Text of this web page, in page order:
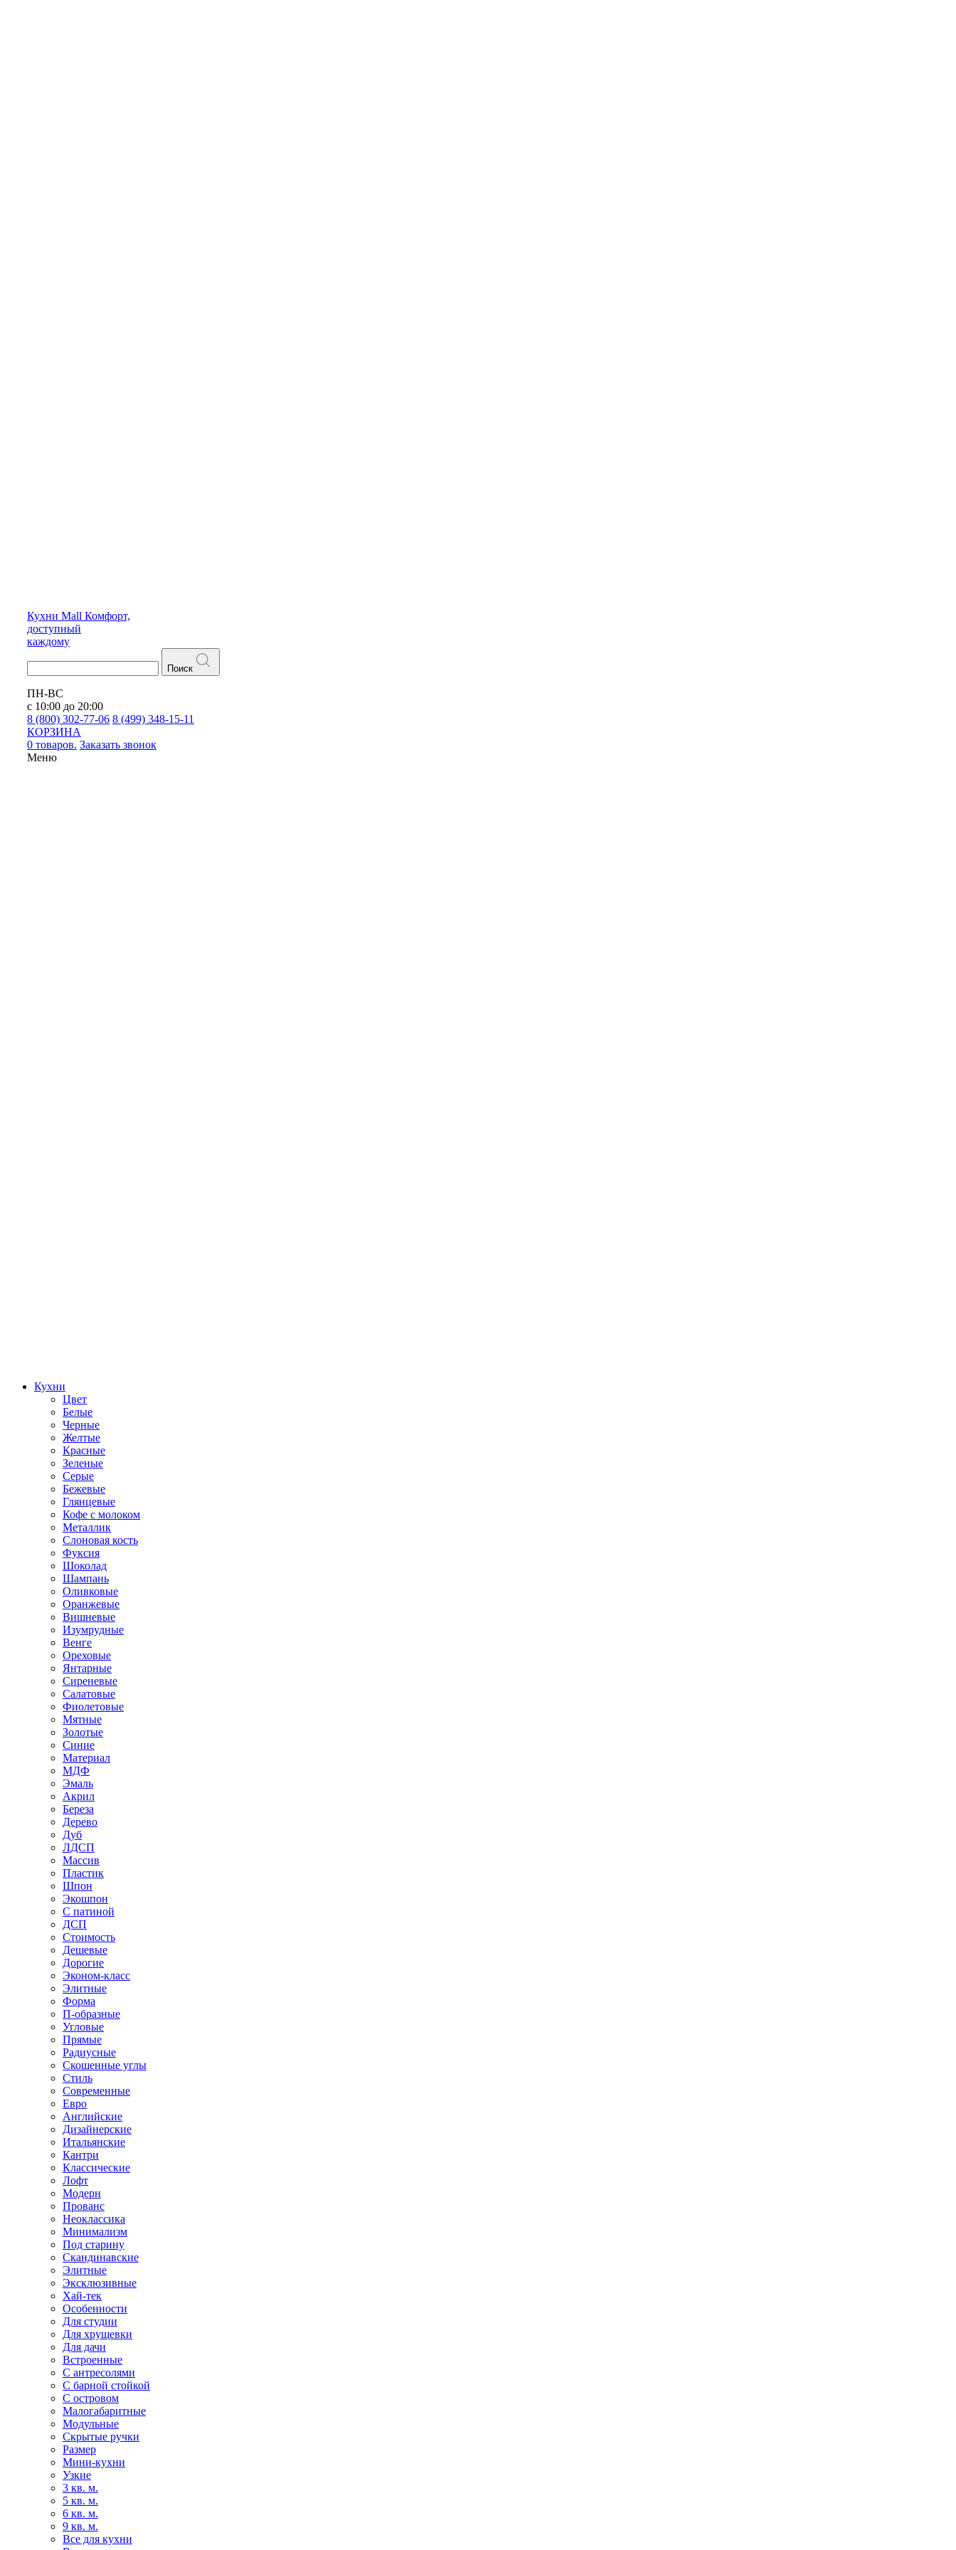
Кухни Mall Комфорт,
доступный
каждому
Поиск
ПН-ВС
с 10:00 до 20:00
8 (800) 302-77-06 8 (499) 348-15-11
КОРЗИНА
0 товаров. Заказать звонок
Меню
Кухни
Цвет
Белые
Черные
Желтые
Красные
Зеленые
Серые
Бежевые
Глянцевые
Кофе с молоком
Металлик
Слоновая кость
Фуксия
Шоколад
Шампань
Оливковые
Оранжевые
Вишневые
Изумрудные
Венге
Ореховые
Янтарные
Сиреневые
Салатовые
Фиолетовые
Мятные
Золотые
Синие
Материал
МДФ
Эмаль
Акрил
Береза
Дерево
Дуб
ЛДСП
Массив
Пластик
Шпон
Экошпон
С патиной
ДСП
Стоимость
Дешевые
Дорогие
Эконом-класс
Элитные
Форма
П-образные
Угловые
Прямые
Радиусные
Скошенные углы
Стиль
Современные
Евро
Английские
Дизайнерские
Итальянские
Кантри
Классические
Лофт
Модерн
Прованс
Неоклассика
Минимализм
Под старину
Скандинавские
Элитные
Эксклюзивные
Хай-тек
Особенности
Для студии
Для хрущевки
Для дачи
Встроенные
С антресолями
С барной стойкой
С островом
Малогабаритные
Модульные
Скрытые ручки
Размер
Мини-кухни
Узкие
3 кв. м.
5 кв. м.
6 кв. м.
9 кв. м.
Все для кухни